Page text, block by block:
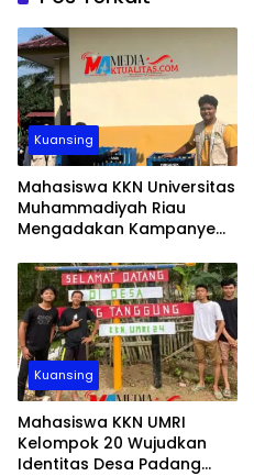
Kuansing
Mahasiswa KKN Universitas
Muhammadiyah Riau
Mengadakan Kampanye
Lingkungan di Desa Teluk
Pauh Bertema Desa Bersih,
Sehat Bersama: Mari Kelola
Sampah Dengan Bijaksana
Kuansing
Mahasiswa KKN UMRI
Kelompok 20 Wujudkan
Identitas Desa Padang